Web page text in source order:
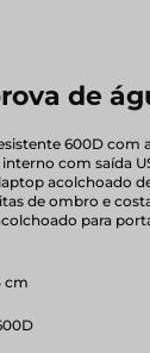
de
600D com
com saída
acolchoado
de ombro e
para
cm